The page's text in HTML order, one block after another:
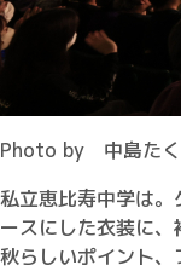
Photo by 中島た
私立恵比寿中学は
ースにした衣装に
秋らしいポイント